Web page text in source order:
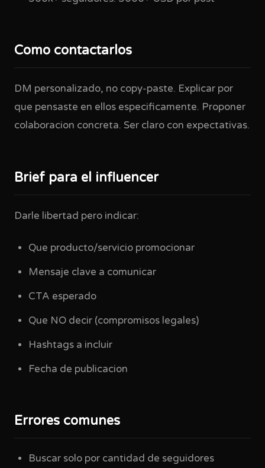
Como contactarlos
DM personalizado, no copy-paste. Explicar por
que pensaste en ellos especificamente. Proponer
colaboracion concreta. Ser claro con expectativas.
Brief para el influencer
Darle libertad pero indicar:
Que producto/servicio promocionar
Mensaje clave a comunicar
CTA esperado
Que NO decir (compromisos legales)
Hashtags a incluir
Fecha de publicacion
Errores comunes
Buscar solo por cantidad de seguidores